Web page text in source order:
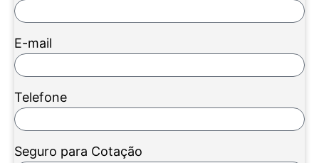
E-mail
Telefone
Seguro para Cotação